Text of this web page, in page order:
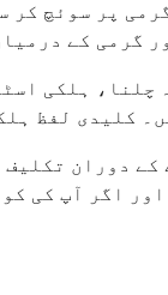
پر سوئچ
گرمی کے
ہلکی
کلیدی لفظ
اگر آپ کی